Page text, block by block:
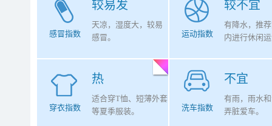
较易发
感冒指数
天凉，湿度大，较易
感冒。
较不宜
运动指数
有降水，推
内进行休闲
热
穿衣指数
适合穿T恤、短薄外套
等夏季服装。
不宜
洗车指数
有雨，雨水
弄脏爱车。